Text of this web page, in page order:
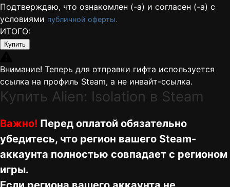
Подтверждаю, что ознакомлен (-а) и согласен (-а) с
условиями публичной оферты.
ИТОГО:
Купить
Внимание! Теперь для отправки гифта используется
ссылка на профиль Steam, а не инвайт-ссылка.
Купить Alien: Isolation в Steam
Важно! Перед оплатой обязательно
убедитесь, что регион вашего Steam-
аккаунта полностью совпадает с регионом
игры.